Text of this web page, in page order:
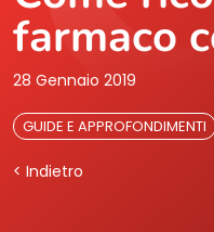
Area Stampa
farmaco
28 Gennaio 2019
GUIDE E APPROFONDIMENTI
< Indietro